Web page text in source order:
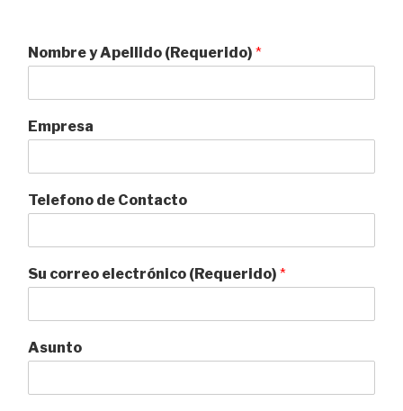
Nombre y Apellido (Requerido) *
Empresa
Telefono de Contacto
Su correo electrónico (Requerido) *
Asunto